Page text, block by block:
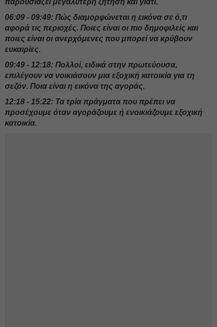
06:09 - 09:49: Πώς διαμορφώνεται η εικόνα σε ό,τι
αφορά τις περιοχές. Ποιες είναι οι πιο δημοφιλείς και
ποιες είναι οι ανερχόμενες που μπορεί να κρύβουν
ευκαιρίες.
09:49 - 12:18: Πολλοί, ειδικά στην πρωτεύουσα,
επιλέγουν να νοικιάσουν μια εξοχική κατοικία για τη
σεζόν. Ποια είναι η εικόνα της αγοράς.
12:18 - 15:22: Τα τρία πράγματα που πρέπει να
προσέχουμε όταν αγοράζουμε ή ενοικιάζουμε εξοχική
κατοικία.